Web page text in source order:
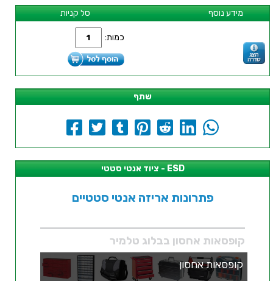
סל קניות מידע נוסף
כמות:
שתף
ציוד אנטי סטטי - ESD
פתרונות אריזה אנטי סטטיים
קופסאות אחסון בבלוג טלמיר
קופסאות אחסון